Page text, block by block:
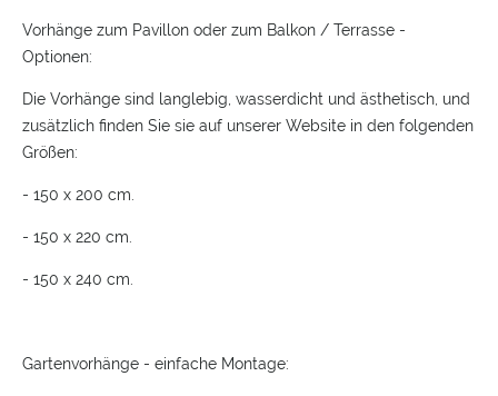
Vorhänge zum Pavillon oder zum Balkon / Terrasse -
Optionen:
Die Vorhänge sind langlebig, wasserdicht und ästhetisch, und
zusätzlich finden Sie sie auf unserer Website in den folgenden
Größen:
- 150 x 200 cm.
- 150 x 220 cm.
- 150 x 240 cm.
Gartenvorhänge - einfache Montage: